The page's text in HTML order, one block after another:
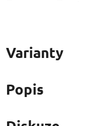
Varianty
Popis